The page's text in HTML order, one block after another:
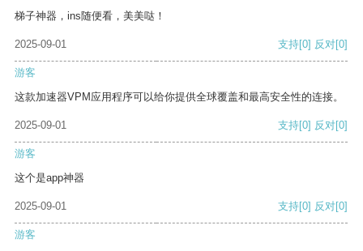
梯子神器，ins随便看，美美哒！
2025-09-01 支持[0] 反对[0]
游客
这款加速器VPM应用程序可以给你提供全球覆盖和最高安全性的连接。
2025-09-01 支持[0] 反对[0]
游客
这个是app神器
2025-09-01 支持[0] 反对[0]
游客